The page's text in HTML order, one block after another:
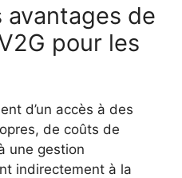
avantages de
pour les
d’un accès à des
de coûts de
une gestion
indirectement à la